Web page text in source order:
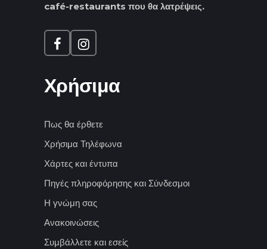
café-restaurants που θα λατρέψεις.
Χρήσιμα
Πως θα έρθετε
Χρήσιμα Τηλέφωνα
Χάρτες και έντυπα
Πηγές πληροφόρησης και Σύνδεσμοι
Η γνώμη σας
Ανακοινώσεις
Συμβάλλετε και εσείς